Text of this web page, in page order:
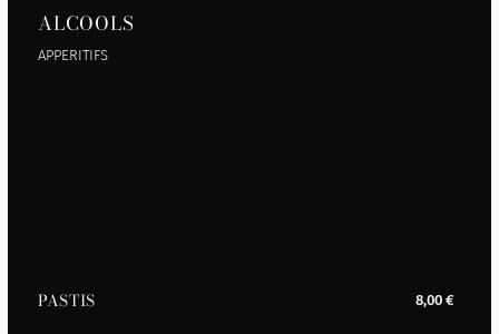
ALCOOLS
APPERITIFS
PASTIS 8,00 €